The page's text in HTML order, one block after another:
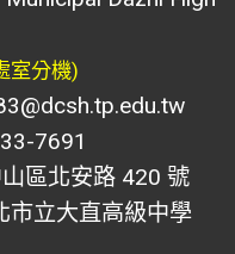
室分機)
7691
區北安路 420 號
市立大直高級中學